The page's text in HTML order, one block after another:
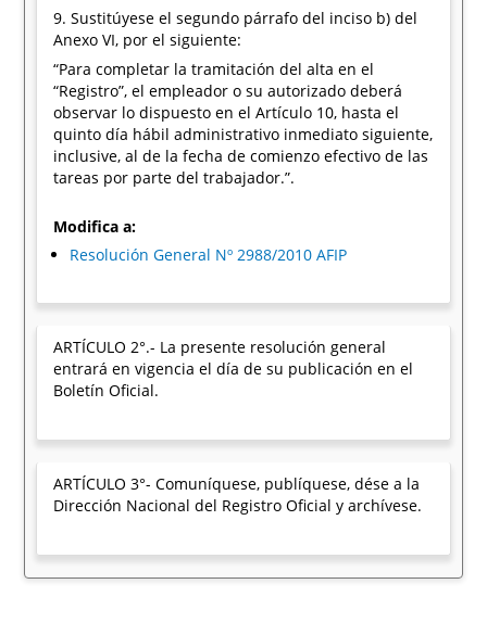
9. Sustitúyese el segundo párrafo del inciso b) del
Anexo VI, por el siguiente:
“Para completar la tramitación del alta en el
“Registro”, el empleador o su autorizado deberá
observar lo dispuesto en el Artículo 10, hasta el
quinto día hábil administrativo inmediato siguiente,
inclusive, al de la fecha de comienzo efectivo de las
tareas por parte del trabajador.”.
Modifica a:
Resolución General Nº 2988/2010 AFIP
ARTÍCULO 2°.- La presente resolución general
entrará en vigencia el día de su publicación en el
Boletín Oficial.
ARTÍCULO 3°- Comuníquese, publíquese, dése a la
Dirección Nacional del Registro Oficial y archívese.